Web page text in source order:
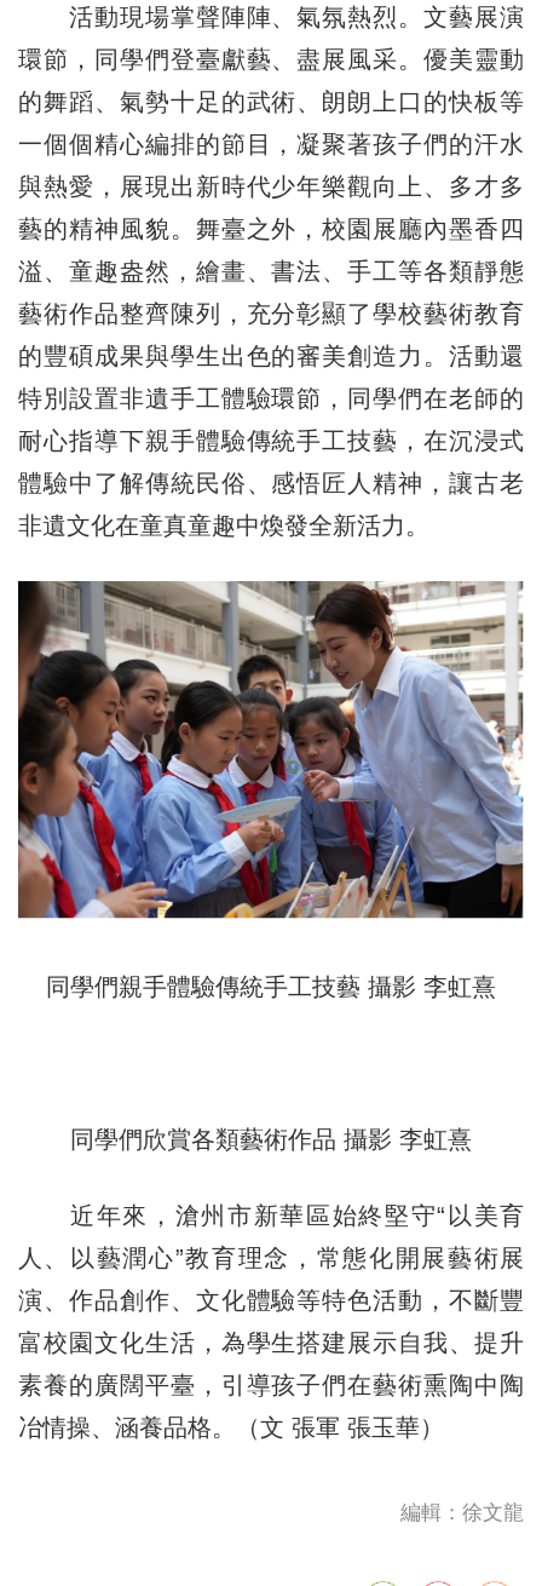
活動現場掌聲陣陣、氣氛熱烈。文藝展演
環節，同學們登臺獻藝、盡展風采。優美靈動
的舞蹈、氣勢十足的武術、朗朗上口的快板等
一個個精心編排的節目，凝聚著孩子們的汗水
與熱愛，展現出新時代少年樂觀向上、多才多
藝的精神風貌。舞臺之外，校園展廳內墨香四
溢、童趣盎然，繪畫、書法、手工等各類靜態
藝術作品整齊陳列，充分彰顯了學校藝術教育
的豐碩成果與學生出色的審美創造力。活動還
特別設置非遺手工體驗環節，同學們在老師的
耐心指導下親手體驗傳統手工技藝，在沉浸式
體驗中了解傳統民俗、感悟匠人精神，讓古老
非遺文化在童真童趣中煥發全新活力。
同學們親手體驗傳統手工技藝 攝影 李虹熹
同學們欣賞各類藝術作品 攝影 李虹熹
近年來，滄州市新華區始終堅守“以美育
人、以藝潤心”教育理念，常態化開展藝術展
演、作品創作、文化體驗等特色活動，不斷豐
富校園文化生活，為學生搭建展示自我、提升
素養的廣闊平臺，引導孩子們在藝術熏陶中陶
冶情操、涵養品格。（文 張軍 張玉華）
編輯：徐文龍